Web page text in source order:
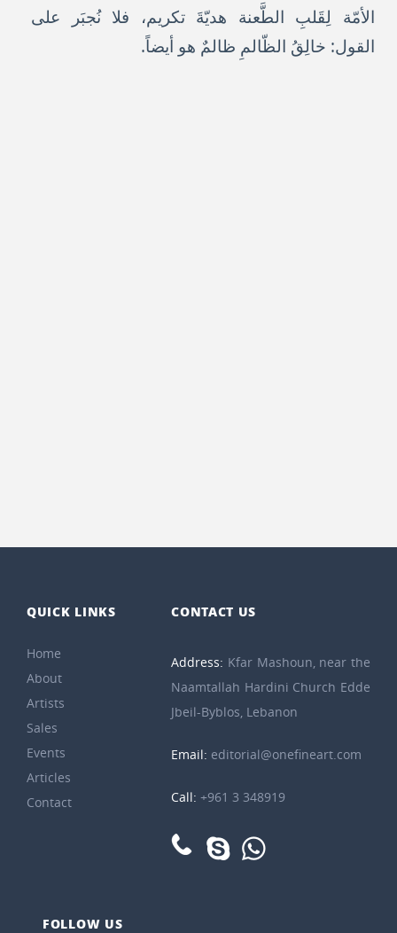
الأمّة لِقَلبِ الطَّعنة هديّةَ تكريم، فلا نُجبَر على
القول: خالِقُ الظّالمِ ظالمٌ هو أيضاً.
QUICK LINKS
Home
About
Artists
Sales
Events
Articles
Contact
CONTACT US
Address: Kfar Mashoun, near the
Naamtallah Hardini Church Edde
Jbeil-Byblos, Lebanon
Email: editorial@onefineart.com
Call:+961 3 348919
FOLLOW US